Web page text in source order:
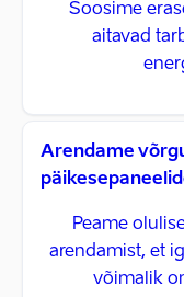
Soosime
aitavad
Arendame
Peame
arendamist, et
võimalik